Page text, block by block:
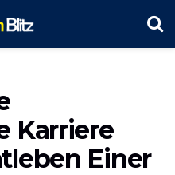
Karriere
Einer